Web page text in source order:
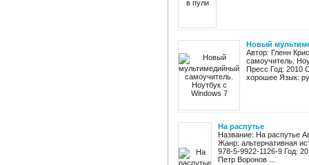
Новый
Автор: Гленн
самоучитель.
Пресс Год: 2010
хорошее Язык:
На распутье
Название: На распутье
Жанр: альтернативная
978-5-9922-1126-9 Год:
Петр Воронов ...